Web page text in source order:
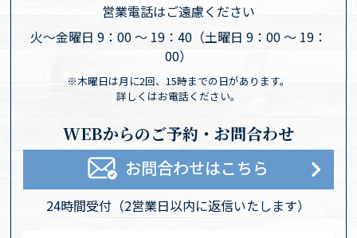
営業電話はご遠慮ください
火〜金曜日 9：00 〜 19：40（土曜日 9：00 〜 19：
00）
※木曜日は月に2回、15時までの日があります。
詳しくはお電話ください。
WEBからのご予約・お問合わせ
お問合わせはこちら
24時間受付 （2営業日以内に返信いたします）